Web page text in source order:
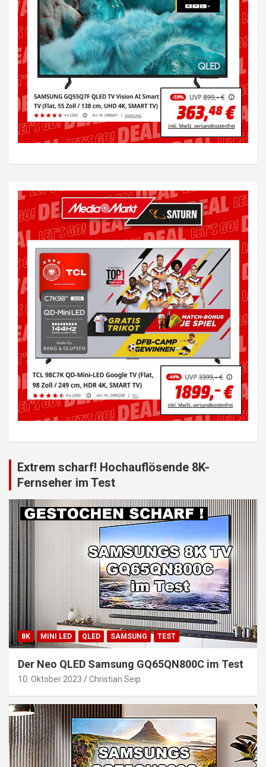
Extrem scharf! Hochauflösende 8K-
Fernseher im Test
8K MINI LED QLED SAMSUNG TEST
Der Neo QLED Samsung GQ65QN800C im Test
10. Oktober 2023 Christian Seip